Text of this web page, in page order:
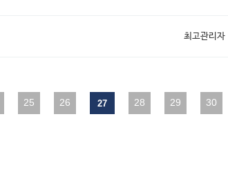
최고관리자
25 26 27 28 29 30